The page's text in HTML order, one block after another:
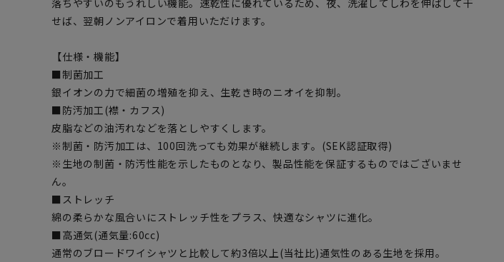
せば、翌朝ノンアイロンで着用いただけます。
【仕様・機能】
■制菌加工
銀イオンの力で細菌の増殖を抑え、生乾き時のニオイを抑制。
■防汚加工(襟・カフス)
皮脂などの油汚れなどを落としやすくします。
※制菌・防汚加工は、100回洗っても効果が継続します。(SEK認証取得)
※生地の制菌・防汚性能を示したものとなり、製品性能を保証するものではございませ
ん。
■ストレッチ
綿の柔らかな風合いにストレッチ性をプラス、快適なシャツに進化。
■高通気(通気量:60cc)
通常のブロードワイシャツと比較して約3倍以上(当社比)通気性のある生地を採用。